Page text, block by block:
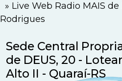
» Live Web Radio MAIS
Rodrigues
Sede Central
de DEUS, 20 -
Alto II - Quaraí-RS